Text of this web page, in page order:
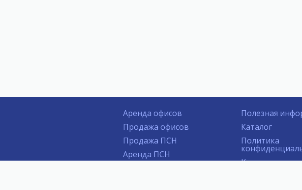
Аренда офисов
Продажа офисов
Продажа ПСН
Аренда ПСН
Полезная
Каталог
Политика
Контакты